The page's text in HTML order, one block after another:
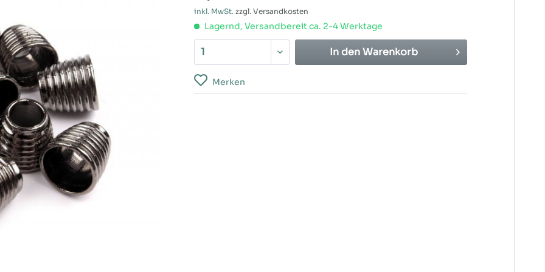
inkl. MwSt. zzgl. Versandkosten
Lagernd, Versandbereit ca. 2-4 Werktage
In den Warenkorb
Merken